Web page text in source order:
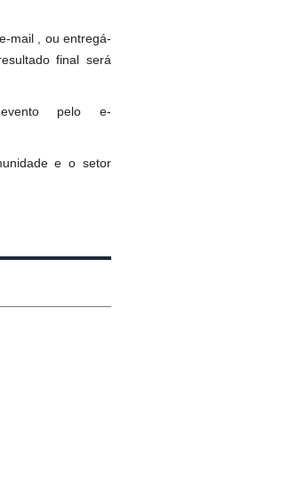
mail , ou entregá-
final será
pelo e-
e o setor